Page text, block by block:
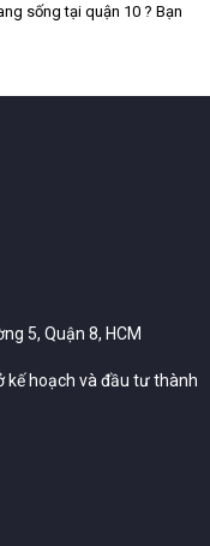
sống tại quận 10 ? Bạn
5, Quận 8, HCM
kế hoạch và đầu tư thành